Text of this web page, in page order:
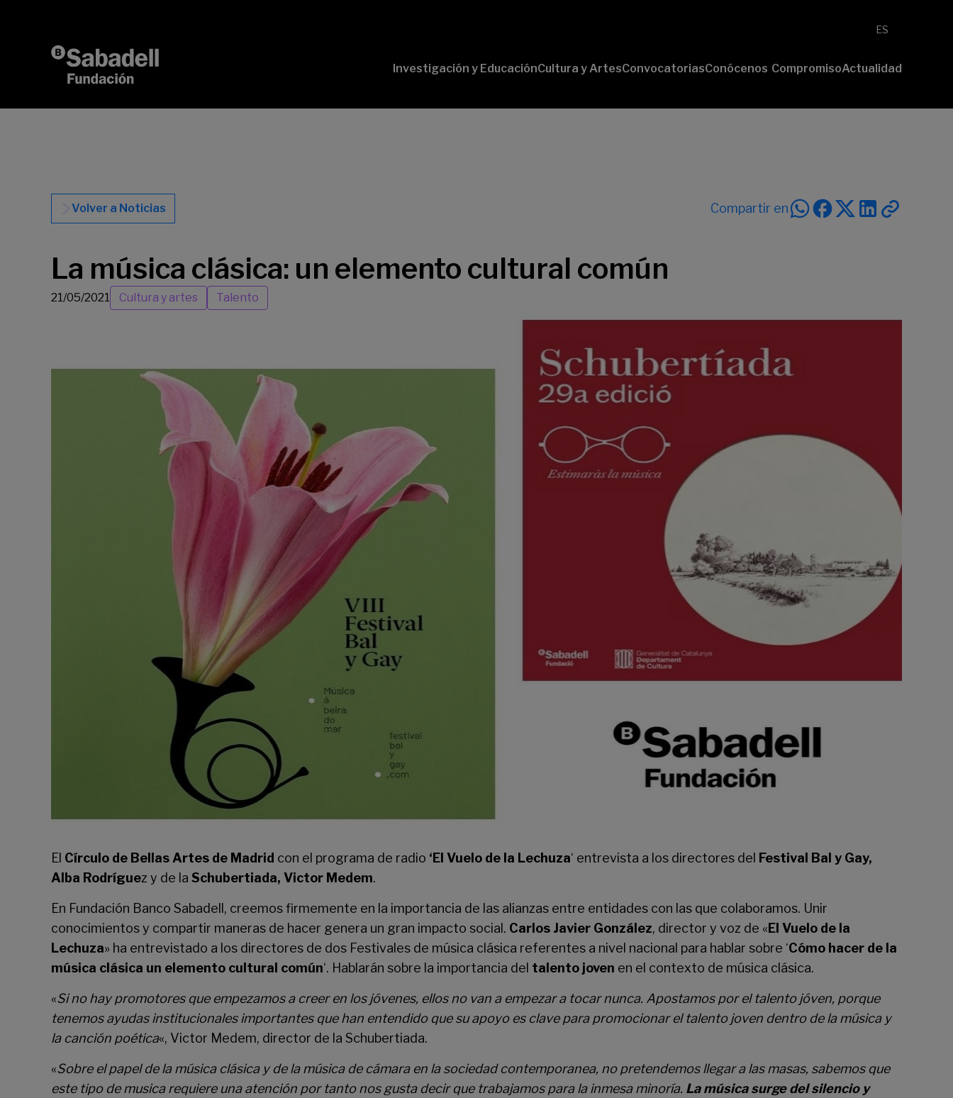
ES
Investigación y EducaciónCultura y ArtesConvocatoriasConócenos CompromisoActualidad
Volver a Noticias Compartir en
La música clásica: un elemento cultural común
21/05/2021 Cultura y artes Talento
El Círculo de Bellas Artes de Madrid con el programa de radio ‘El Vuelo de la Lechuza‘ entrevista a los directores del
Festival Bal y Gay,
Alba Rodríguez y de la Schubertiada, Victor Medem.
En Fundación Banco Sabadell, creemos firmemente en la importancia de las alianzas entre entidades con las que colaboramos. Unir
conocimientos y compartir maneras de hacer genera un gran impacto social. Carlos Javier González, director y voz de « El Vuelo de la
Lechuza» ha entrevistado a los directores de dos Festivales de música clásica referentes a nivel nacional para hablar sobre ‘Cómo hacer de la
música clásica un elemento cultural común‘. Hablarán sobre la importancia del talento joven en el contexto de música clásica.
«Si no hay promotores que empezamos a creer en los jóvenes, ellos no van a empezar a tocar nunca. Apostamos por el talento jóven, porque
tenemos ayudas institucionales importantes que han entendido que su apoyo es clave para promocionar el talento joven dentro de la música y
la canción poética«, Victor Medem, director de la Schubertiada.
«Sobre el papel de la música clásica y de la música de cámara en la sociedad contemporanea, no pretendemos llegar a las masas, sabemos que
este tipo de musica requiere una atención por tanto nos gusta decir que trabajamos para la inmesa minoría. La música surge del silencio y